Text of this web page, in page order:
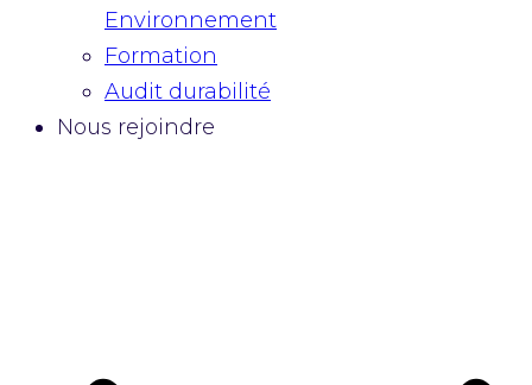
Environnement
Formation
Audit durabilité
Nous rejoindre